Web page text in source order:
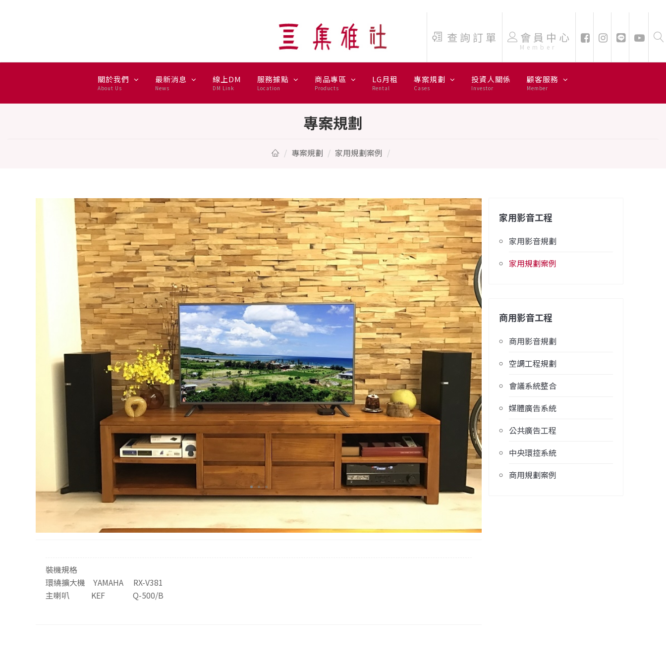
查詢訂單 會員中心
Member
關於我們
About Us
最新消息
News
線上DM
DM Link
服務據點
Location
商品專區
Products
LG月租
Rental
專案規劃
Cases
投資人關係
Investor
顧客服務
Member
專案規劃
專案規劃 家用規劃案例
裝機規格
環繞擴大機 YAMAHA RX-V381
主喇叭 KEF Q-500/B
家用影音工程
家用影音規劃
家用規劃案例
商用影音工程
商用影音規劃
空調工程規劃
會議系統整合
媒體廣告系統
公共廣告工程
中央環控系統
商用規劃案例